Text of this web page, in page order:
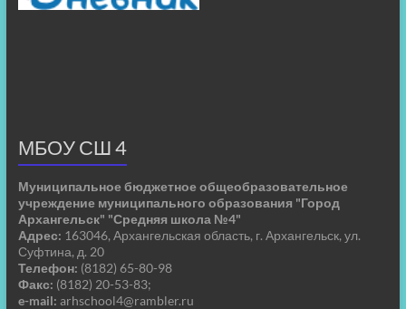
МБОУ СШ 4
Муниципальное бюджетное общеобразовательное
учреждение муниципального образования "Город
Архангельск" "Средняя школа №4"
Адрес: 163046, Архангельская область, г. Архангельск, ул.
Суфтина, д. 20
Телефон: (8182) 65-80-98
Факс: (8182) 20-53-83;
e-mail: arhschool4@rambler.ru